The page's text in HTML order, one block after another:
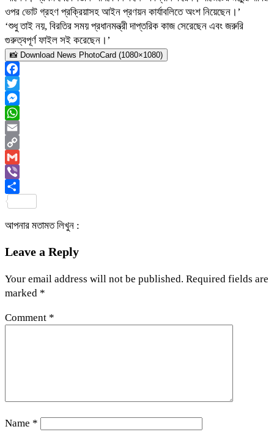
ওপর ভোট গ্রহণ প্রক্রিয়াসহ আইন প্রণয়ন কার্যাবলিতে অংশ নিয়েছেন।’
‘শুধু তাই নয়, বিরতির সময় প্রধানমন্ত্রী দাপ্তরিক কাজ সেরেছেন এবং জরুরি
গুরুত্বপূর্ণ ফাইল সই করেছেন।’
📸 Download News PhotoCard (1080×1080)
Facebook
Twitter
Messenger
WhatsApp
Email
Copy
Link
Gmail
Viber
আপনার মতামত লিখুন :
Leave a Reply
Your email address will not be published. Required fields are
marked *
Comment *
Name *